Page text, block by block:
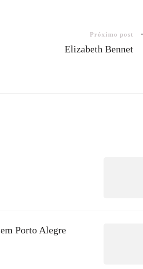
Próximo post
Elizabeth Bennet
Porto Alegre